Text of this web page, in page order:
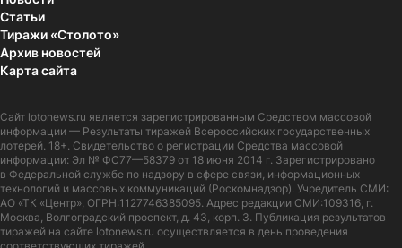
Статьи
Тиражи «Столото»
Архив новостей
Карта сайта
Сайт lotonews.ru является зарегистрированным Средством массовой
информации — Результаты тиражей Всероссийских государственных
лотерей. 18+. Свидетельство о регистрации Средства массовой
информации: Эл № ФС77—58379 от 18 июня 2014 г. Зарегистрировано
в Федеральной службе по надзору в сфере связи, информационных
технологий и массовых коммуникаций (Роскомнадзор). Учредитель СМИ:
АО «ТК «Центр», ОГРН:1127746385095. Адрес редакции СМИ:109316, г.
Москва, Волгоградский проспект, д. 43, корп. 3. Публикация результатов
тиражей на сайте lotonews.ru осуществляется в день проведения